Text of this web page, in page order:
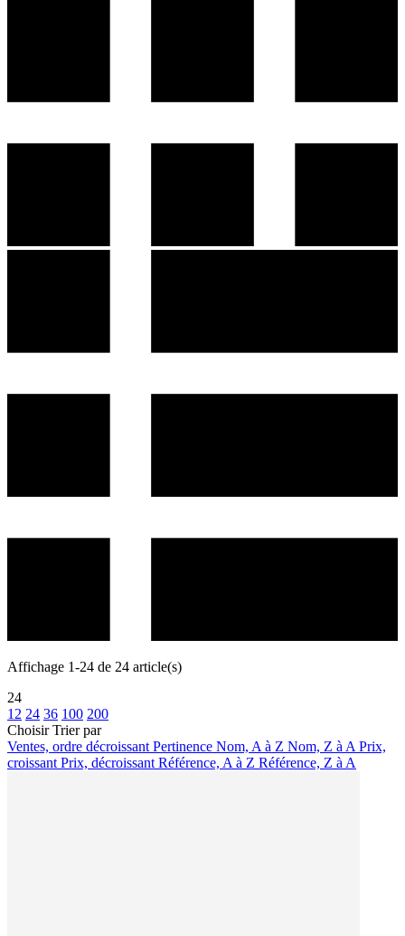
Affichage 1-24 de 24 article(s)
24
12 24 36 100 200
ChoisirTrier par
Ventes, ordre décroissant Pertinence Nom, A à Z Nom, Z à A Prix,
croissant Prix, décroissant Référence, A à Z Référence, Z à A